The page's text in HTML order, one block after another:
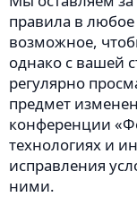
правила в
возможное,
однако с вашей
регулярно
предмет
конференции
технологиях и
исправления
ними.